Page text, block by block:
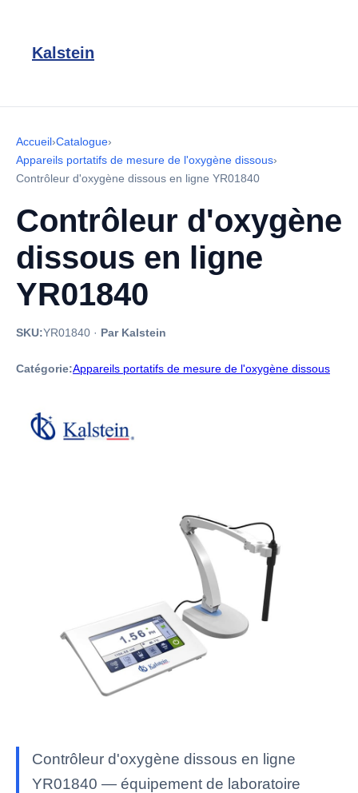
Kalstein
Accueil›Catalogue›
Appareils portatifs de mesure de l'oxygène dissous›
Contrôleur d'oxygène dissous en ligne YR01840
Contrôleur d'oxygène
dissous en ligne
YR01840
SKU:YR01840 · Par Kalstein
Catégorie:Appareils portatifs de mesure de l'oxygène dissous
Contrôleur d'oxygène dissous en ligne
YR01840 — équipement de laboratoire